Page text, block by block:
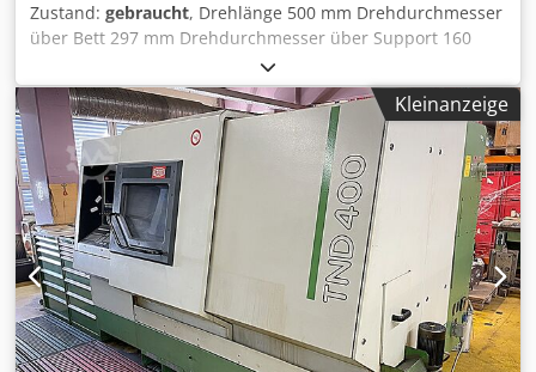
Zustand: gebraucht, Drehlänge 500 mm Drehdurchmesser
über Bett 297 mm Drehdurchmesser über Support 160
mm Spindelbohrung 36.0 mm Aufnahme DIN 55022 Gr. 5
Pinole: 3 MK Pinolenweg 90.0 mm Drehzahl 30 - 3550
U/min Motordrehzahlen: 1410 / 2830 U/min
Gesamtleistungsbedarf 3.3 kW Spannung 380 V
Maschinengewicht ca. 620 kg. Abmessung L-B-H 1420 x 700
x 1200 mm aus einer Berufsschule - sehr guter Zustand (!!)
regelmäßig einen WEILER Werksservice erhalten
besonders geeignet für mittlere Präzisions-Drehteile
Ausstattung: - robuste Leit-/Zugspindel Drehmaschine -
KLOPFER Vierbackenfutter Ø 140 mm - KLOPFER
Dreibackenfutter Ø 140 mm - Spannzangenaufnahme mit
sehr viel Spannzangen - klappbarer Drehfutterschutz -
Futterschlüssel Dedsxacirepfx Anrskr - MULTIFIX-
Kleinanzeige